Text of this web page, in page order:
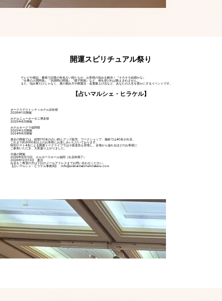
開運スピリチュアル祭り
テレビや雑誌・書籍で話題の有名占い師たちが、お客様の悩みを解決！『そろそろ結婚かな』
『仕事の人間関係』『夫婦間の関係』『親子関係』など、例を挙げれば数えきれません。
また、悩み事だけじゃなく、運の掴み方や開運法・金運爆上げ法など、あなたの人生を豊かにするイベントです。
【占いマルシェ・ヒラケル】
オークラアクトシティホテル浜松様
2026年1月開催
ホテルニューオータニ博多様
2025年8月開催
ホテルオークラ福岡様
2025年2月開催
2024年8月開催
過去の開催では、総勢110名の占い師とグッズ販売、ワークショップ、施術では40名が出店。
これまで約3000名以上のお客様にお楽しみいただいております。
特別ゲスト4名による開運トークライブでは小坂達也も登壇し、会場から溢れるほどのお客様に
ご参加いただき、大変盛り上がりました。
​​今後の開催
2026年9月13日 エルガーラホール福岡（出店枠満了）
​2026年12月13日 東京
出店をご希望の方は下記のメールアドレスまでお問い合わせください。
【占いマルシェ・ヒラケル事務局】 info@uranaimarchehirakeru.coｍ​